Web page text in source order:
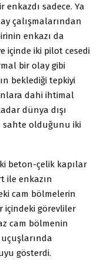
sadece. Ya
çalışmalarından
enkazı da
içinde iki pilot cesedi
bir olay gibi
beklediği tepkiyi
dahi ihtimal
dünya dışı
olduğunu iki
beton-çelik kapılar
ile enkazın
cam bölmelerin
içindeki görevliler
cam bölmenin
uçuşlarında
gösterdi.